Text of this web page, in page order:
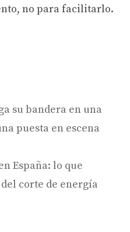
no para facilitarlo.
su bandera en una
puesta en escena
España: lo que
corte de energía